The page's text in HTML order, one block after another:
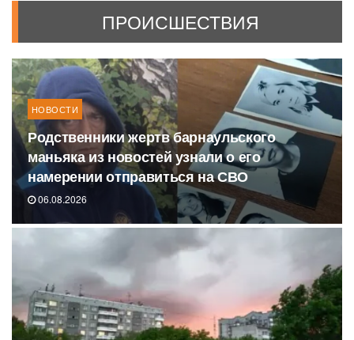
ПРОИСШЕСТВИЯ
НОВОСТИ
Родственники жертв барнаульского
маньяка из новостей узнали о его
намерении отправиться на СВО
06.08.2026